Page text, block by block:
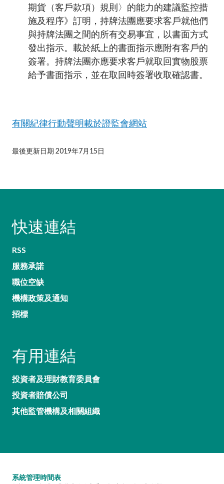
期貨（客戶款項）規則〉的能力的建議監控措
施及程序》訂明，持牌法團應要求客戶就他們
與持牌法團之間的所有交易事宜，以書面方式
發出指示。載於紙上的書面指示應附有客戶的
簽署。持牌法團亦應要求客戶就取回實物股票
給予書面指示，並在取回時簽署收取確認書。
有關紀律行動聲明載於證監會網站
最後更新日期 2019年7月15日
快速連結
RSS
服務承諾
職位空缺
機構政策及通知
招標
有用連結
投資者及理財教育委員會
投資者賠償公司
其他監管機構及相關組織
系統管理時間表